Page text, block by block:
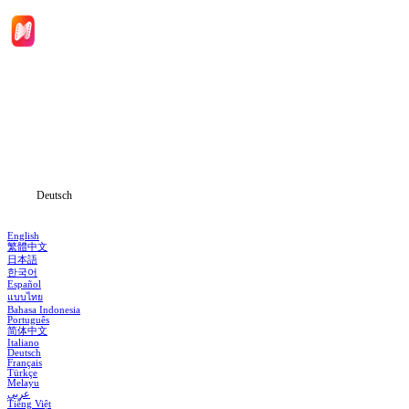
Deutsch
English
繁體中文
日本語
한국어
Español
แบบไทย
Bahasa Indonesia
Português
简体中文
Italiano
Deutsch
Français
Türkçe
Melayu
عربي
Tiếng Việt